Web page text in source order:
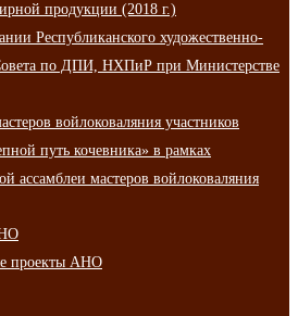
продукции (2018 г.)
Республиканского художественно-
по ДПИ, НХПиР при Министерстве
войлоковаляния участников
путь кочевника» в рамках
ассамблеи мастеров войлоковаляния
проекты АНО